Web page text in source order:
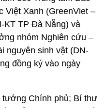
Việt Xanh (GreenViet –
KT TP Đà Nẵng) và
nhóm Nghiên cứu –
nguyên sinh vật (DN-
đồng ký vào ngày
Chính phủ; Bí thư